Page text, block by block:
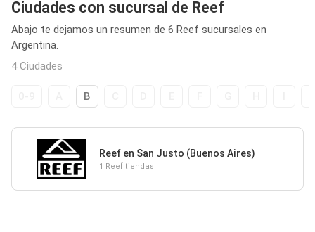
Ciudades con sucursal de Reef
Abajo te dejamos un resumen de 6 Reef sucursales en
Argentina.
4 Ciudades
B
Reef en San Justo (Buenos Aires)
1 Reef tiendas